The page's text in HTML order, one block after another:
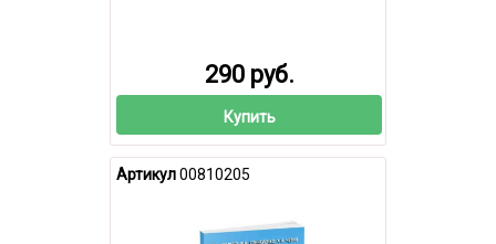
290 руб.
Купить
Артикул00810205